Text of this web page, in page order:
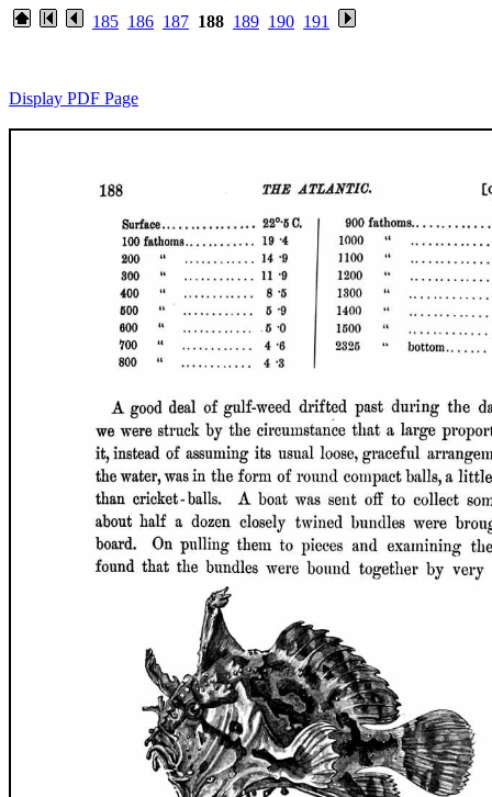
185 186 187 188 189 190 191
Display PDF Page